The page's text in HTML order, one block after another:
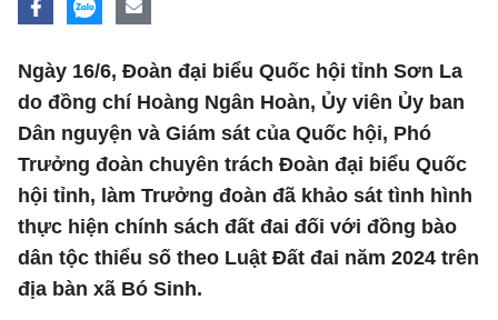
Ngày 16/6, Đoàn đại biểu Quốc hội tỉnh Sơn La
do đồng chí Hoàng Ngân Hoàn, Ủy viên Ủy ban
Dân nguyện và Giám sát của Quốc hội, Phó
Trưởng đoàn chuyên trách Đoàn đại biểu Quốc
hội tỉnh, làm Trưởng đoàn đã khảo sát tình hình
thực hiện chính sách đất đai đối với đồng bào
dân tộc thiểu số theo Luật Đất đai năm 2024 trên
địa bàn xã Bó Sinh.